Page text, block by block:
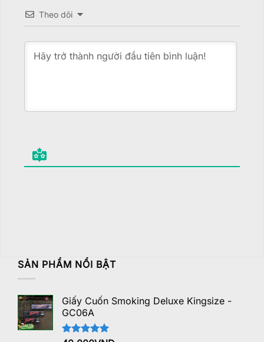
SẢN PHẨM NỔI BẬT
Giấy Cuốn Smoking Deluxe Kingsize -
GC06A
Theo dõi